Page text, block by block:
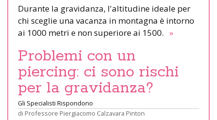
Durante la gravidanza, l'altitudine ideale per
chi sceglie una vacanza in montagna è intorno
ai 1000 metri e non superiore ai 1500. »
Problemi con un
piercing: ci sono rischi
per la gravidanza?
Gli Specialisti Rispondono
di Professore Piergiacomo Calzavara Pinton